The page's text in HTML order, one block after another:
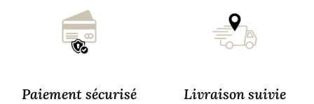
Paiement sécurisé Livraison suivie